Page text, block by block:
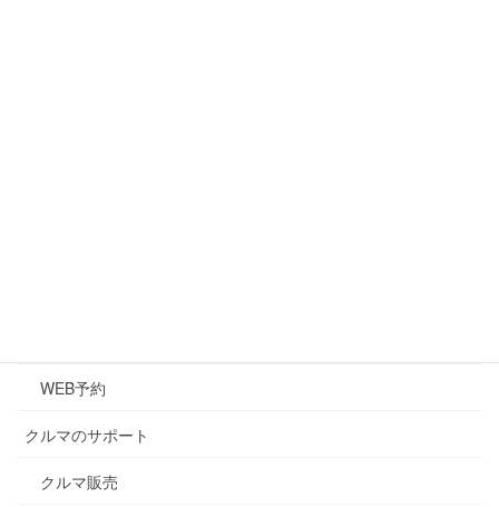
WEB予約
クルマのサポート
クルマ販売